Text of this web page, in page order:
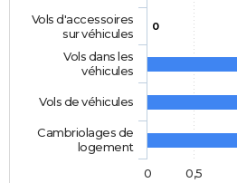
0
Vols d'accessoires
sur véhicules
Vols dans les
véhicules
Vols de véhicules
Cambriolages de
logement
0
0,5